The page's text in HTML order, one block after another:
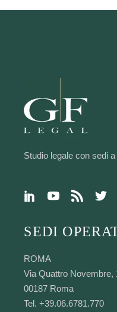
Studio legale con sedi
SEDI
ROMA
Via Quattro Novembre,
00187 Roma
Tel. +39.06.6781.770